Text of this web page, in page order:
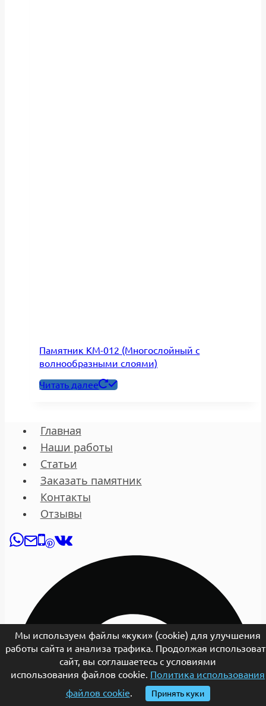
Памятник КМ-012 (Многослойный с
волнообразными слоями)
Читать далее
Главная
Наши работы
Статьи
Заказать памятник
Контакты
Отзывы
Мы используем файлы «куки» (cookie) для улучшения
работы сайта и анализа трафика. Продолжая
сайт, вы соглашаетесь с условиями
использования файлов cookie. Политика использования
файлов cookie. Принять куки